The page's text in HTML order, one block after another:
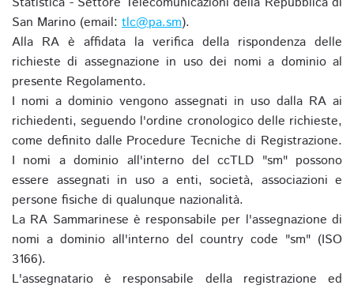
San Marino (email: tlc@pa.sm).
Alla RA è affidata la verifica della rispondenza delle
richieste di assegnazione in uso dei nomi a dominio al
presente Regolamento.
I nomi a dominio vengono assegnati in uso dalla RA ai
richiedenti, seguendo l'ordine cronologico delle richieste,
come definito dalle Procedure Tecniche di Registrazione.
I nomi a dominio all'interno del ccTLD "sm" possono
essere assegnati in uso a enti, società, associazioni e
persone fisiche di qualunque nazionalità.
La RA Sammarinese è responsabile per l'assegnazione di
nomi a dominio all'interno del country code "sm" (ISO
3166).
L'assegnatario è responsabile della registrazione ed